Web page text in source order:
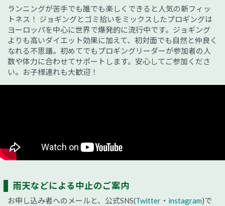
ランニングが苦手でも誰でも楽しくできると人気の新フィッ
トネス！ ジョギングとゴミ拾いをミックスしたプロギングは
ヨーロッパを中心に世界で爆発的に流行中です。ジョギング
よりも高いダイエット効果に加えて、初対面でも自然と仲良く
なれる不思議。初めてでもプロギングリーダーが参加者の人
数や体力に合わせてサポートします。安心してご参加くださ
い。お子様連れも大歓迎！
雨天などによる中止のご案内
お申し込み者へのメールと、公式SNS(Twitter ・ instagram)で